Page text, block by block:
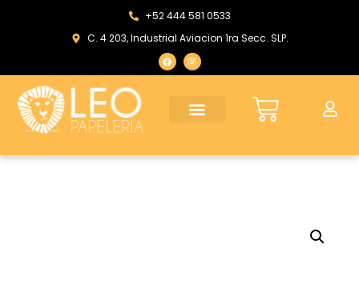
+52 444 581 0533
C. 4 203, Industrial Aviacion 1ra Secc. SLP.